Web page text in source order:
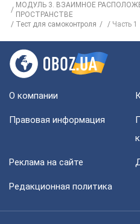
МОДУЛЬ 3. ВЗАИМНОЕ
ПРОСТРАНСТВЕ
Тест для самоконтроля
Часть 1
О компании
Правовая информация
Реклама на сайте
Редакционная политика